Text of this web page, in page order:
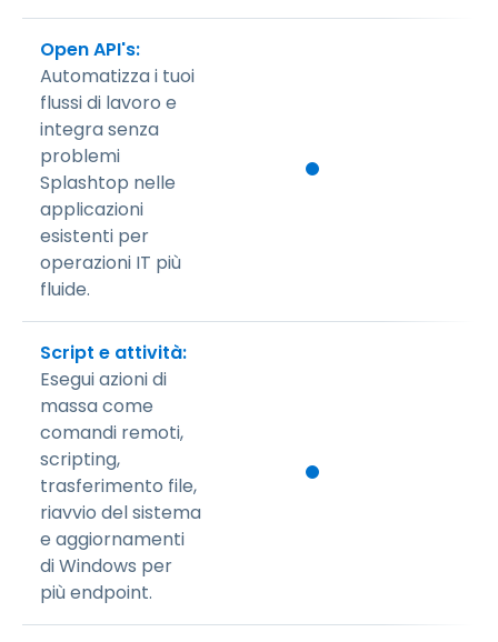
Open API's:
Automatizza i tuoi
flussi di lavoro e
integra senza
problemi
Splashtop nelle
applicazioni
esistenti per
operazioni IT più
fluide.
Script e attività:
Esegui azioni di
massa come
comandi remoti,
scripting,
trasferimento file,
riavvio del sistema
e aggiornamenti
di Windows per
più endpoint.